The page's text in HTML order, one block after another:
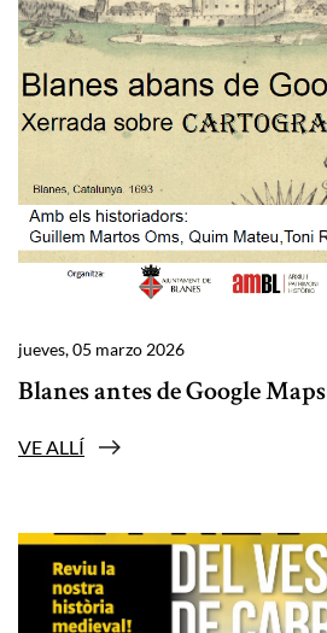
jueves, 05 marzo 2026
Blanes antes de Google Maps
VE ALLÍ